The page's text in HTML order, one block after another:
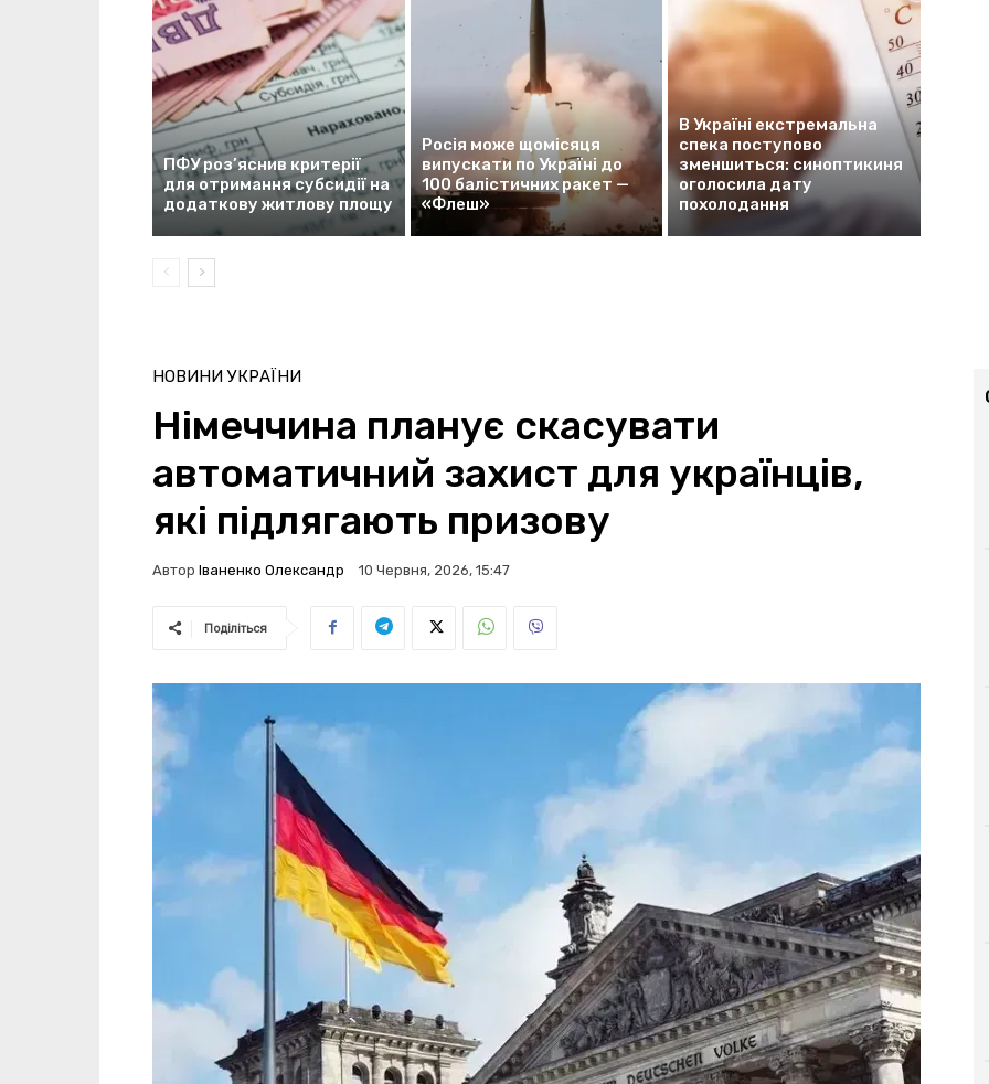
ПФУ роз’яснив критерії
для отримання субсидії на
додаткову житлову площу
Росія може щомісяця
випускати по Україні до
100 балістичних ракет —
«Флеш»
В Україні екстремальна
спека поступово
зменшиться: синоптикиня
оголосила дату
похолодання